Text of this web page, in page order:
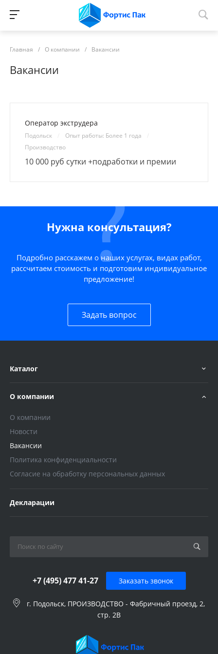
Главная / О компании / Вакансии
Вакансии
Оператор экструдера
Подольск Опыт работы: Более 1 года
Производство
10 000 руб сутки +подработки и премии
Нужна консультация?
Подробно расскажем о наших услугах, видах работ,
рассчитаем стоимость и подготовим индивидуальное
предложение!
Задать вопрос
Каталог
О компании
О компании
Новости
Вакансии
Политика конфиденциальности
Согласие на обработку персональных данных
Декларации
+7 (495) 477 41-27
г. Подольск, ПРОИЗВОДСТВО - Фабричный проезд, 2,
стр. 2В
Заказать звонок